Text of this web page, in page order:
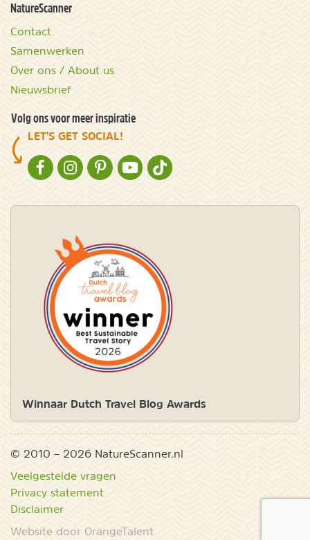
NatureScanner
Contact
Samenwerken
Over ons / About us
Nieuwsbrief
Volg ons voor meer inspiratie
LET'S GET SOCIAL!
NATURESCANNER OP FACEBOOK
NATURESCANNER OP INSTAGRAM
NATURESCANNER OP PINTEREST
NATURESCANNER OP YOUTUBE
NATURESCANNER OP TIKTOK
Winnaar Dutch Travel Blog Awards
© 2010 – 2026 NatureScanner.nl
Veelgestelde vragen
Privacy statement
Disclaimer
Website door OrangeTalent